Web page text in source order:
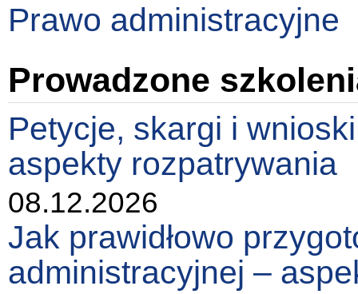
Prawo administracyjne
Prowadzone
Petycje, skargi i
aspekty rozpatrywania
08.12.2026
Jak prawidłowo
administracyjnej –